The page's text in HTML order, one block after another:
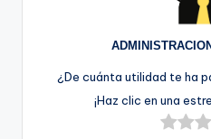
¿De cuánta utilidad te ha
¡Haz clic en una